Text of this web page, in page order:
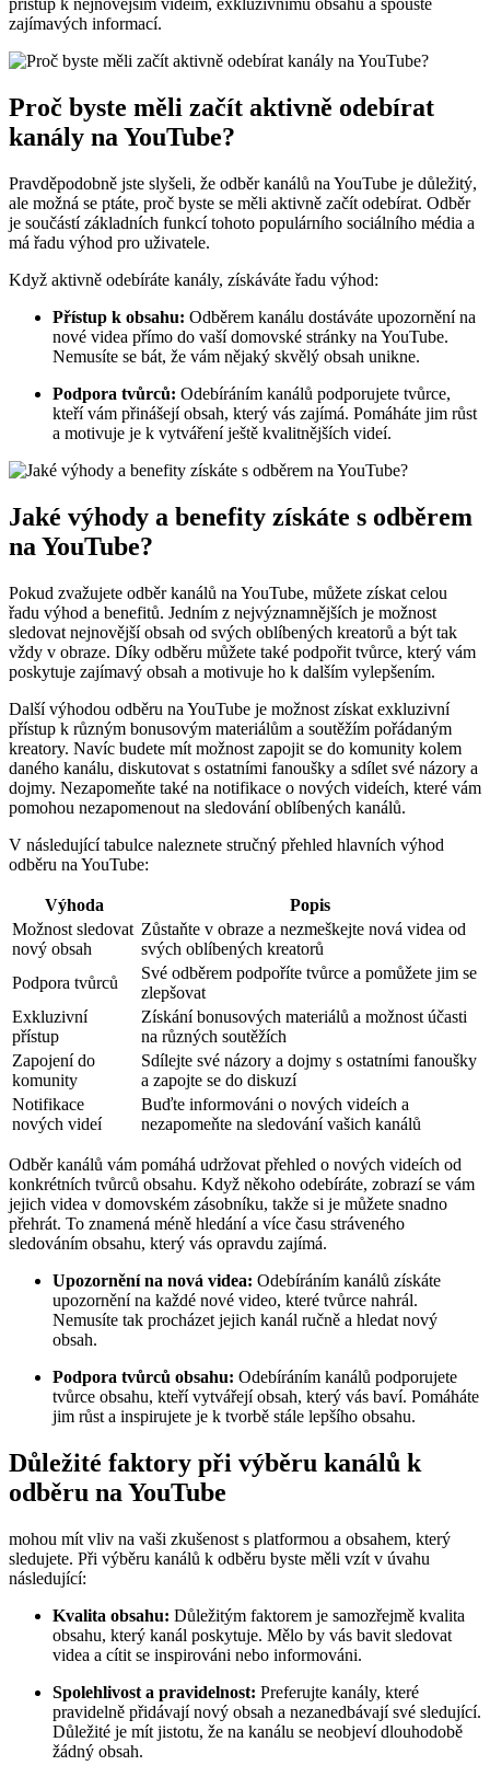
přístup k nejnovějším videím, exkluzivnímu obsahu a spoustě
zajímavých informací.
Proč byste měli začít aktivně odebírat
kanály na YouTube?
Pravděpodobně jste slyšeli, že odběr kanálů na YouTube je důležitý,
ale možná se ptáte, proč byste se měli aktivně začít odebírat. Odběr
je součástí základních funkcí tohoto populárního sociálního média a
má řadu výhod pro uživatele.
Když aktivně odebíráte kanály, získáváte řadu výhod:
Přístup k obsahu: Odběrem kanálu dostáváte upozornění na
nové videa přímo do vaší domovské stránky na YouTube.
Nemusíte se bát, že vám nějaký skvělý obsah unikne.
Podpora tvůrců: Odebíráním kanálů podporujete tvůrce,
kteří vám přinášejí obsah, který vás zajímá. Pomáháte jim růst
a motivuje je k vytváření ještě kvalitnějších videí.
Jaké výhody a benefity získáte s odběrem
na YouTube?
Pokud zvažujete odběr kanálů na YouTube, můžete získat celou
řadu výhod a benefitů. Jedním z nejvýznamnějších je možnost
sledovat nejnovější obsah od svých oblíbených kreatorů a být tak
vždy v obraze. Díky odběru můžete také podpořit tvůrce, který vám
poskytuje zajímavý obsah a motivuje ho k dalším vylepšením.
Další výhodou odběru na YouTube je možnost získat exkluzivní
přístup k různým bonusovým materiálům a soutěžím pořádaným
kreatory. Navíc budete mít možnost zapojit se do komunity kolem
daného kanálu, diskutovat s ostatními fanoušky a sdílet své názory a
dojmy. Nezapomeňte také na notifikace o nových videích, které vám
pomohou nezapomenout na sledování oblíbených kanálů.
V následující tabulce naleznete stručný přehled hlavních výhod
odběru na YouTube:
Výhoda
Popis
Možnost sledovat
nový obsah
Zůstaňte v obraze a nezmeškejte nová videa od
svých oblíbených kreatorů
Podpora tvůrců
Své odběrem podpoříte tvůrce a pomůžete jim se
zlepšovat
Exkluzivní
přístup
Získání bonusových materiálů a možnost účasti
na různých soutěžích
Zapojení do
komunity
Sdílejte své názory a dojmy s ostatními fanoušky
a zapojte se do diskuzí
Notifikace
nových videí
Buďte informováni o nových videích a
nezapomeňte na sledování vašich kanálů
Odběr kanálů vám pomáhá udržovat přehled o nových videích od
konkrétních tvůrců obsahu. Když někoho odebíráte, zobrazí se vám
jejich videa v domovském zásobníku, takže si je můžete snadno
přehrát. To znamená méně hledání a více času stráveného
sledováním obsahu, který vás opravdu zajímá.
Upozornění na nová videa: Odebíráním kanálů získáte
upozornění na každé nové video, které tvůrce nahrál.
Nemusíte tak procházet jejich kanál ručně a hledat nový
obsah.
Podpora tvůrců obsahu: Odebíráním kanálů podporujete
tvůrce obsahu, kteří vytvářejí obsah, který vás baví. Pomáháte
jim růst a inspirujete je k tvorbě stále lepšího obsahu.
Důležité faktory při výběru kanálů k
odběru na YouTube
mohou mít vliv na vaši zkušenost s platformou a obsahem, který
sledujete. Při výběru kanálů k odběru byste měli vzít v úvahu
následující:
Kvalita obsahu: Důležitým faktorem je samozřejmě kvalita
obsahu, který kanál poskytuje. Mělo by vás bavit sledovat
videa a cítit se inspirováni nebo informováni.
Spolehlivost a pravidelnost: Preferujte kanály, které
pravidelně přidávají nový obsah a nezanedbávají své sledující.
Důležité je mít jistotu, že na kanálu se neobjeví dlouhodobě
žádný obsah.